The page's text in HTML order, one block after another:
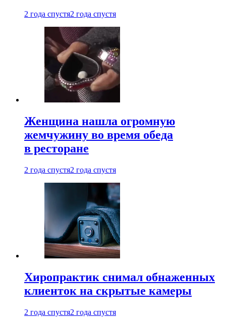
2 года спустя2 года спустя
Женщина нашла огромную
жемчужину во время обеда
в ресторане
2 года спустя2 года спустя
Хиропрактик снимал обнаженных
клиенток на скрытые камеры
2 года спустя2 года спустя